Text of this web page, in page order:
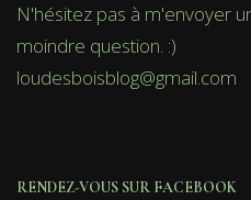
N'hésitez pas à m'envoyer
moindre question. :)
loudesboisblog@gmail.com
RENDEZ-VOUS SUR FACEBOOK